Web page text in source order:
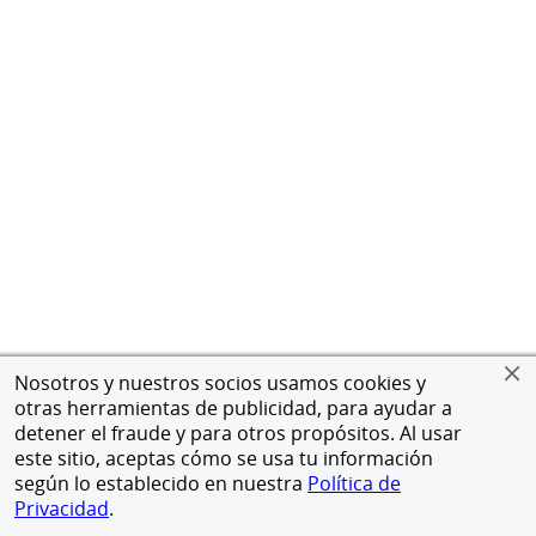
Nosotros y nuestros socios usamos cookies y
otras herramientas de publicidad, para ayudar a
detener el fraude y para otros propósitos. Al usar
este sitio, aceptas cómo se usa tu información
según lo establecido en nuestra Política de
Privacidad.